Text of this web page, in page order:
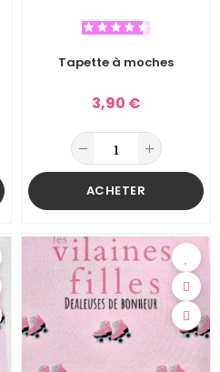
Tapette à moches
3,90 €
ACHETER